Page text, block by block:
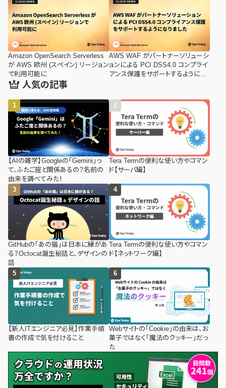
Amazon OpenSearch Serverless
が AWS 欧州 (スペイン) リージョン
で利用可能に
AWS WAF がパートナーソリューシ
ョンによる PCI DSS4.0 コンプライ
アンス保護をサポートするようにな
人気の記事
【AIの雑学】Googleの「Gemini」っ
て、ふたご座と関係あるの？名前の
由来を調べてみた！
Tera Termの便利な使い方やコマン
ド【サーバ編】
GitHubの「あの猫」は日本に縁があ
る？Octocat誕生秘話と、デザインの
話
Tera Termの便利な使い方やコマン
ド【ネットワーク編】
【新人ITエンジニア必見】作業手順
書の作成で気を付けること
Webサイトの「Cookie」の由来は、お
菓子ではなく「魔法のクッキー」だっ
た